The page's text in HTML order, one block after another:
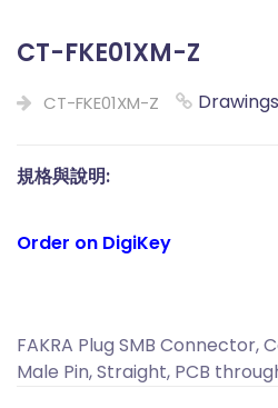
CT-FKE01XM-Z
CT-FKE01XM-Z Drawings
規格與說明:
Order on DigiKey
FAKRA Plug SMB Connector,
Male Pin, Straight, PCB